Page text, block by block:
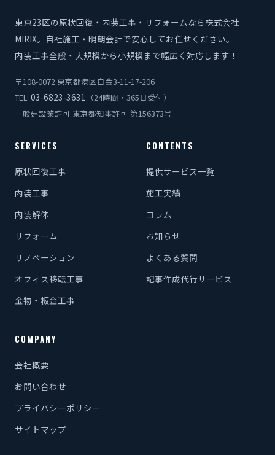
東京23区の原状回復・内装工事・リフォームなら株式会社
MIRIX。自社施工・明朗会計で安心してお任せください。
内装工事全般・大規模から小規模まで幅広く対応します！
〒108-0072 東京都港区白金3-11-17-206
TEL: 03-6823-3631 （24時間・365日受付）
一般建設業許可 東京都知事許可 第156373号
SERVICES
原状回復工事
内装工事
内装解体
リフォーム
リノベーション
オフィス移転工事
金物・板金工事
CONTENTS
提供サービス一覧
施工実績
コラム
お知らせ
よくある質問
記事作成代行サービス
COMPANY
会社概要
お問い合わせ
プライバシーポリシー
サイトマップ